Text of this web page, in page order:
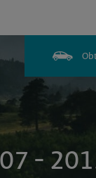
-